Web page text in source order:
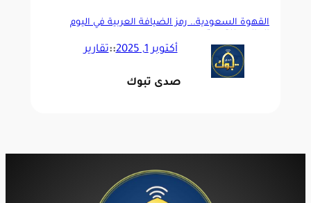
القهوة السعودية.. رمز الضيافة العربية في اليوم
أكتوبر 1, 2025 ::تقارير
صدى تبوك